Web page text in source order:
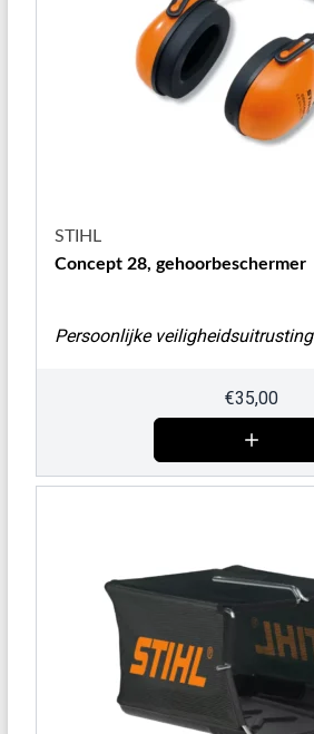
STIHL
Concept 28, gehoorbeschermer
Persoonlijke veiligheidsuitrusting
€35,00